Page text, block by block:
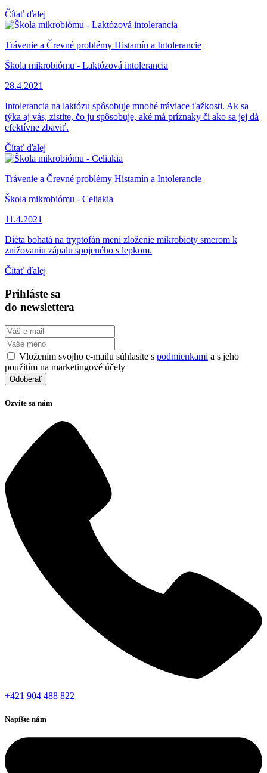
Čítať ďalej
Trávenie a Črevné problémy Histamín a Intolerancie
Škola mikrobiómu - Laktózová intolerancia
28.4.2021
Intolerancia na laktózu spôsobuje mnohé tráviace ťažkosti. Ak sa
týka aj vás, zistite, čo ju spôsobuje, aké má príznaky či ako sa jej dá
efektívne zbaviť.
Čítať ďalej
Trávenie a Črevné problémy Histamín a Intolerancie
Škola mikrobiómu - Celiakia
11.4.2021
Diéta bohatá na tryptofán mení zloženie mikrobioty smerom k
znižovaniu zápalu spojeného s lepkom.
Čítať ďalej
Prihláste sa
do newslettera
Vložením svojho e-mailu súhlasíte s podmienkami a s jeho
použitím na marketingové účely
Ozvite sa nám
+421 904 488 822
Napíšte nám